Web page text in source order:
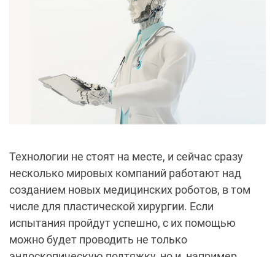
Технологии не стоят на месте, и сейчас сразу
несколько мировых компаний работают над
созданием новых медицинских роботов, в том
числе для пластической хирургии. Если
испытания пройдут успешно, с их помощью
можно будет проводить не только